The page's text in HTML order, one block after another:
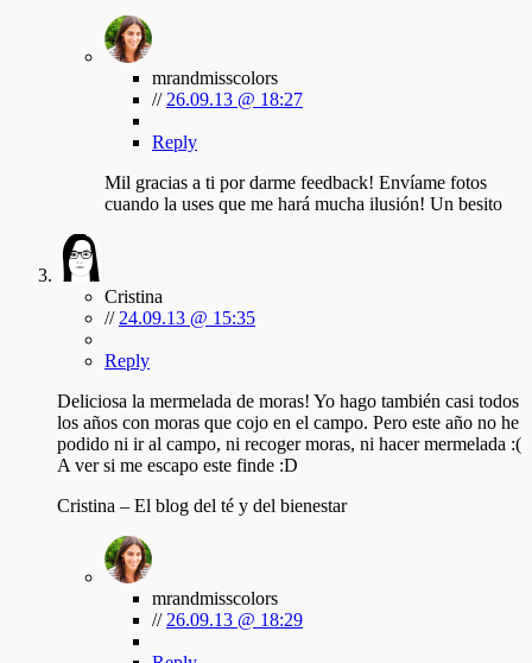
mrandmisscolors
// 26.09.13 @ 18:27
Reply
Mil gracias a ti por darme feedback! Envíame fotos
cuando la uses que me hará mucha ilusión! Un besito
Cristina
// 24.09.13 @ 15:35
Reply
Deliciosa la mermelada de moras! Yo hago también casi todos
los años con moras que cojo en el campo. Pero este año no he
podido ni ir al campo, ni recoger moras, ni hacer mermelada :(
A ver si me escapo este finde :D
Cristina – El blog del té y del bienestar
mrandmisscolors
// 26.09.13 @ 18:29